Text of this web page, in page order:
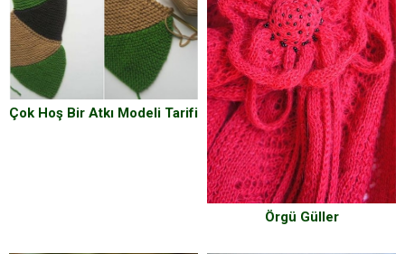
Çok Hoş Bir Atkı Modeli Tarifi
Örgü Güller